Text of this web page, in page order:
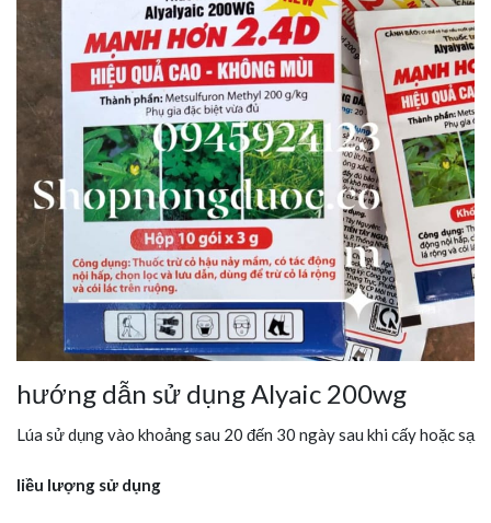
hướng dẫn sử dụng Alyaic 200wg
Lúa sử dụng vào khoảng sau 20 đến 30 ngày sau khi cấy hoặc sạ
liều lượng sử dụng